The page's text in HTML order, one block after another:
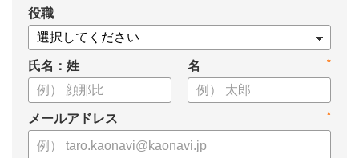
らの人事業務を効率化してみませんか？
【資料の内容】
・人事担当者に聞いた「生成AI活用に関する実態調査」
・生成AI利用における注意点やルール
・今日から使えるプロンプト集（人事評価、エンゲージメント業
務）
役職
氏名：姓 *
名
*
メールアドレス